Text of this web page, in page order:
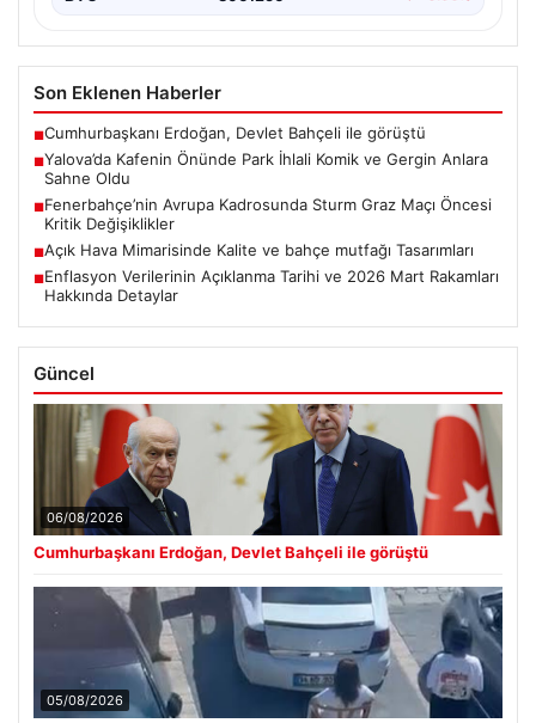
Son Eklenen Haberler
■Cumhurbaşkanı Erdoğan, Devlet Bahçeli ile görüştü
■Yalova’da Kafenin Önünde Park İhlali Komik ve Gergin Anlara
Sahne Oldu
■Fenerbahçe’nin Avrupa Kadrosunda Sturm Graz Maçı Öncesi
Kritik Değişiklikler
■Açık Hava Mimarisinde Kalite ve bahçe mutfağı Tasarımları
■Enflasyon Verilerinin Açıklanma Tarihi ve 2026 Mart Rakamları
Hakkında Detaylar
Güncel
06/08/2026
Cumhurbaşkanı Erdoğan, Devlet Bahçeli ile görüştü
05/08/2026